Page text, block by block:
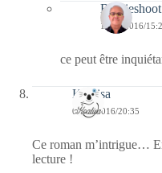
Bernieshoot
12/01/2016/
ce peut être
Koalisa
08/01/2016/20:35
Ce roman m’intrigue…
lecture !